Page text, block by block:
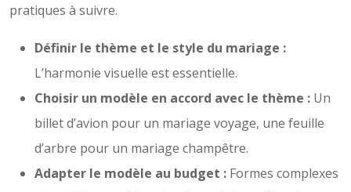
pratiques à suivre.
Définir le thème et le style du mariage :
L’harmonie visuelle est essentielle.
Choisir un modèle en accord avec le thème : Un
billet d’avion pour un mariage voyage, une feuille
d’arbre pour un mariage champêtre.
Adapter le modèle au budget : Formes complexes